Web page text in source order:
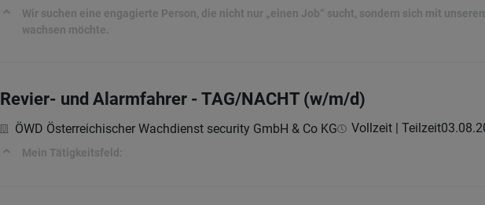
Wir suchen eine engagierte Person, die nicht nur „einen Job“ sucht, sondern sich mit
wachsen möchte.
Revier- und Alarmfahrer - TAG/NACHT (w/m/d)
ÖWD Österreichischer Wachdienst security GmbH & Co KG Vollzeit | Teilzeit
Mein Tätigkeitsfeld: